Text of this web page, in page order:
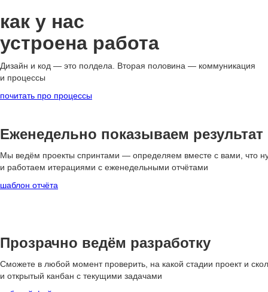
как у нас
устроена работа
Дизайн и код — это полдела. Вторая половина — коммуникация
и процессы
почитать про процессы
Еженедельно показываем результат
Мы ведём проекты спринтами — определяем вместе с вами, что
и работаем итерациями с еженедельными отчётами
шаблон отчёта
Прозрачно ведём разработку
Сможете в любой момент проверить, на какой стадии проект и
и открытый канбан с текущими задачами